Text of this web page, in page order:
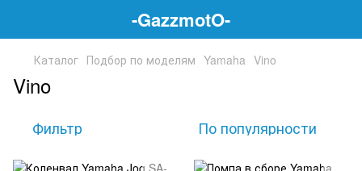
-GazzmotO-
Каталог Подбор по моделям Yamaha Vino
Vino
Фильтр По популярности